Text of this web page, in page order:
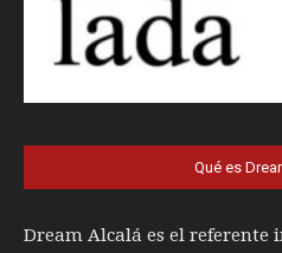
Qué es
Dream Alcalá es el referente